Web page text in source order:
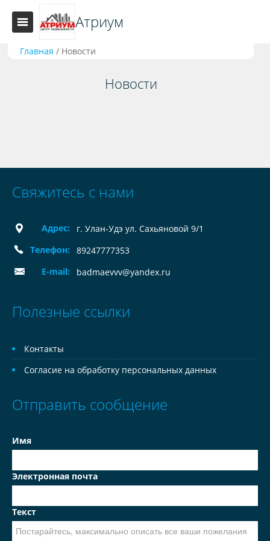
Атриум
Главная / Новости
Новости
Свяжитесь с нами
Адрес:
г. Улан-Удэ ул. Сахьяновой 9/1
Телефон:
89247777353
E-mail:
badmaevvv@yandex.ru
Полезные ссылки
Контакты
Согласие на обработку персональных данных
Отправить сообщение
Имя
Электронная почта
Текст